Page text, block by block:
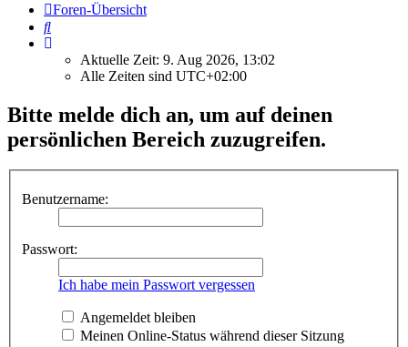
Foren-Übersicht
Suche
Aktuelle Zeit: 9. Aug 2026, 13:02
Alle Zeiten sind UTC+02:00
Bitte melde dich an, um auf deinen
persönlichen Bereich zuzugreifen.
Benutzername:
Passwort:
Ich habe mein Passwort vergessen
Angemeldet bleiben
Meinen Online-Status während dieser Sitzung